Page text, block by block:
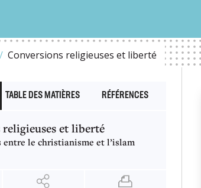
Conversions religieuses et liberté
TABLE DES MATIÈRES RÉFÉRENCES
et liberté
entre le christianisme et l’islam